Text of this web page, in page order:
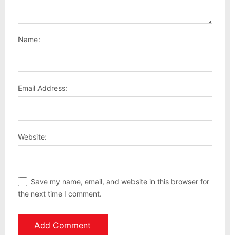
Name:
Email Address:
Website:
Save my name, email, and website in this browser for
the next time I comment.